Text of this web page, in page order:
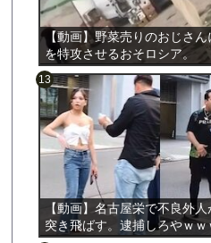
【動画】野菜売りのおじさん
を特攻させるおそロシア。
【動画】名古屋栄で不良外
突き飛ばす。逮捕しろやｗｗ